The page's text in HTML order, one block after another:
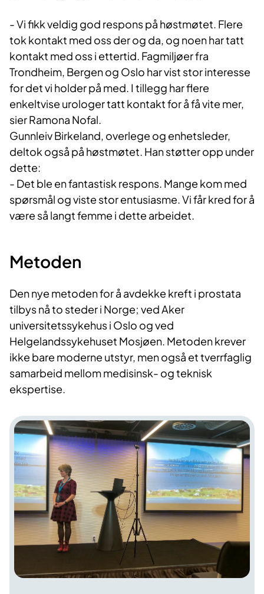
- Vi fikk veldig god respons på høstmøtet. Flere
tok kontakt med oss der og da, og noen har tatt
kontakt med oss i ettertid. Fagmiljøer fra
Trondheim, Bergen og Oslo har vist stor interesse
for det vi holder på med. I tillegg har flere
enkeltvise urologer tatt kontakt for å få vite mer,
sier Ramona Nofal.
Gunnleiv Birkeland, overlege og enhetsleder,
deltok også på høstmøtet. Han støtter opp under
dette:
- Det ble en fantastisk respons. Mange kom med
spørsmål og viste stor entusiasme. Vi får kred for å
være så langt femme i dette arbeidet.
Metod​​​en
Den nye metoden for å avdekke kreft i prostata
tilbys nå to steder i Norge; ved Aker
universitetssykehus i Oslo og ved
Helgelandssykehuset Mosjøen. Metoden krever
ikke bare moderne utstyr, men også et tverrfaglig
samarbeid mellom medisinsk- og teknisk
ekspertise.